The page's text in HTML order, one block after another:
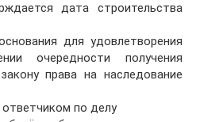
дата строительства
для удовлетворения
очередности получения
права на наследование
ответчиком по делу